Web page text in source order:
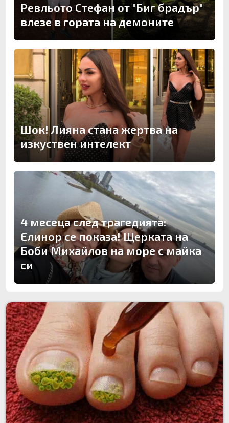
Ревльото Стефан от "Биг брадър"
влезе в гората на демоните
Шок! Лияна стана жертва на
изкуствен интелект
4 месеца след трагедията:
Елинор се показа! Щерката на
Боби Михайлов на море с майка
си